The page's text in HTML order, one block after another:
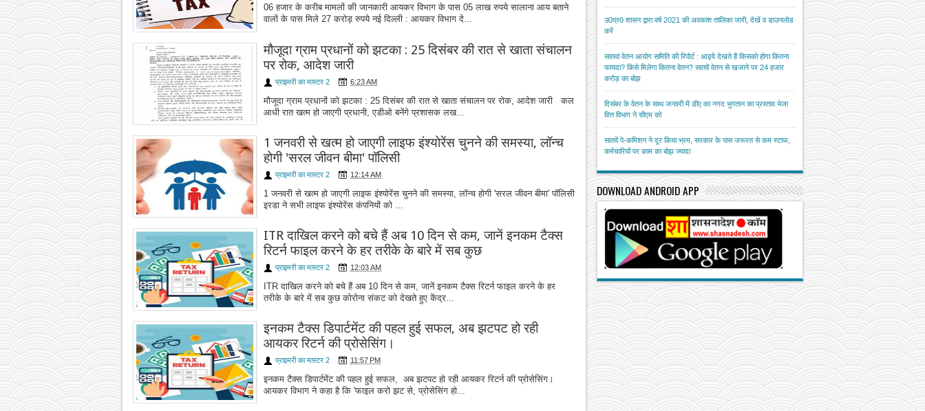
06 हजार के करीब मामलों की जानकारी आयकर विभाग के पास 05 लाख रुपये सालाना आय बताने
वालों के पास मिले 27 करोड़ रुपये नई दिल्ली : आयकर विभाग दे...
मौजूदा ग्राम प्रधानों को झटका : 25 दिसंबर की रात से खाता संचालन
पर रोक, आदेश जारी
प्राइमरी का मास्टर 2 6:23 AM
मौजूदा ग्राम प्रधानों को झटका : 25 दिसंबर की रात से खाता संचालन पर रोक, आदेश जारी कल
आधी रात खत्म हो जाएगी प्रधानी, एडीओ बनेंगे प्रशासक लख...
1 जनवरी से खत्म हो जाएगी लाइफ इंश्योरेंस चुनने की समस्या, लॉन्च
होगी 'सरल जीवन बीमा' पॉलिसी
प्राइमरी का मास्टर 2 12:14 AM
1 जनवरी से खत्म हो जाएगी लाइफ इंश्योरेंस चुनने की समस्या, लॉन्च होगी 'सरल जीवन बीमा' पॉलिसी
इरडा ने सभी लाइफ इंश्योरेंस कंपनियों को ...
ITR दाखिल करने को बचे हैं अब 10 दिन से कम, जानें इनकम टैक्‍स
रिटर्न फाइल करने के हर तरीके के बारे में सब कुछ
प्राइमरी का मास्टर 2 12:03 AM
ITR दाखिल करने को बचे हैं अब 10 दिन से कम, जानें इनकम टैक्‍स रिटर्न फाइल करने के हर
तरीके के बारे में सब कुछ कोरोना संकट को देखते हुए केंद्र...
इनकम टैक्स डिपार्टमेंट की पहल हुई सफल, अब झटपट हो रही
आयकर रिटर्न की प्रोसेसिंग।
प्राइमरी का मास्टर 2 11:57 PM
इनकम टैक्स डिपार्टमेंट की पहल हुई सफल, अब झटपट हो रही आयकर रिटर्न की प्रोसेसिंग।
आयकर विभाग ने कहा है कि 'फाइल करो झट से, प्रोसेसिंग हो...
उ0प्र0 शासन द्वारा वर्ष 2021 की अवकाश तालिका जारी, देखें व डाउनलोड
करें
सातवां वेतन आयोग समिति की रिपोर्ट : आइये देखते हैं किसको होगा कितना
फायदा? किसे मिलेगा कितना वेतन? सातवें वेतन से खजाने पर 24 हजार
करोड़ का बोझ
दिसंबर के वेतन के साथ जनवरी में डीए का नगद भुगतान का प्रस्ताव भेजा
वित्त विभाग ने सीएम को
सातवें पे-कमिशन ने दूर किया भ्रम, सरकार के पास जरूरत से कम स्टाफ,
कर्मचारियों पर काम का बोझ ज्यादा
DOWNLOAD ANDROID APP